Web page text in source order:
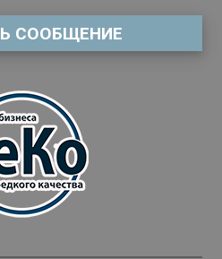
СООБЩЕНИЕ